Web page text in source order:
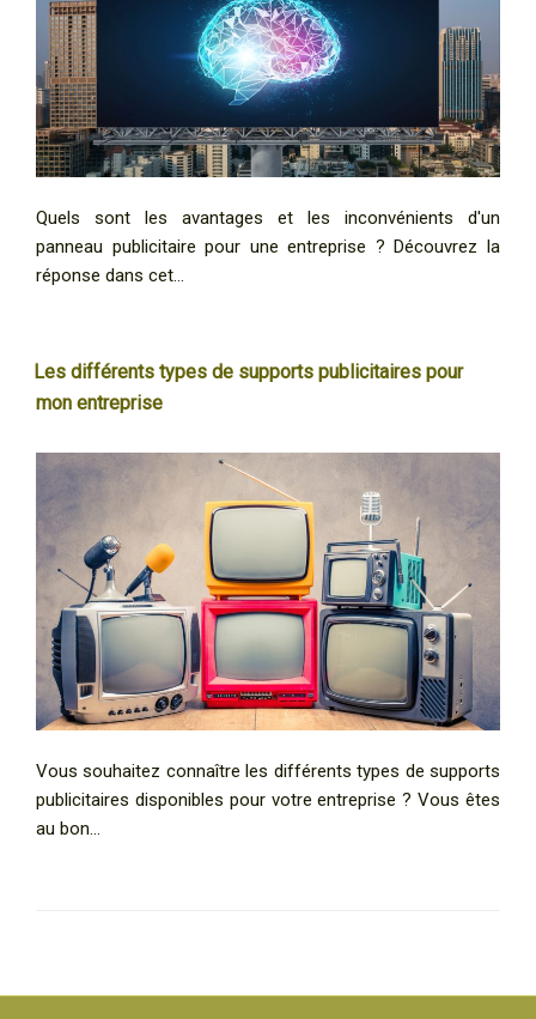
Quels sont les avantages et les inconvénients d'un
panneau publicitaire pour une entreprise ? Découvrez la
réponse dans cet…
Les différents types de supports publicitaires pour
mon entreprise
Vous souhaitez connaître les différents types de supports
publicitaires disponibles pour votre entreprise ? Vous êtes
au bon…